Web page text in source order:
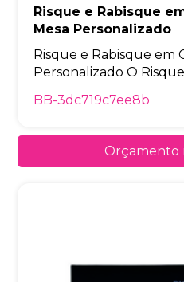
Risque e Rabisque
Mesa Personalizado
Risque e Rabisque em
Personalizado O Risque
BB-3dc719c7ee8b
Orçamento